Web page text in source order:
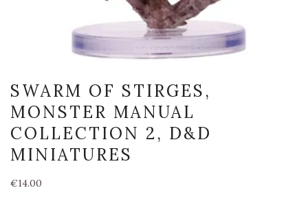
SWARM OF STIRGES,
MONSTER MANUAL
COLLECTION 2, D&D
MINIATURES
€14.00